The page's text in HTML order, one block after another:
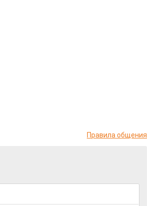
Правила общения